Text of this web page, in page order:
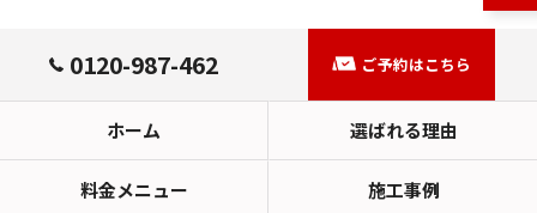
0120-987-462 ご予約はこちら
ホーム 選ばれる理由
料金メニュー 施工事例